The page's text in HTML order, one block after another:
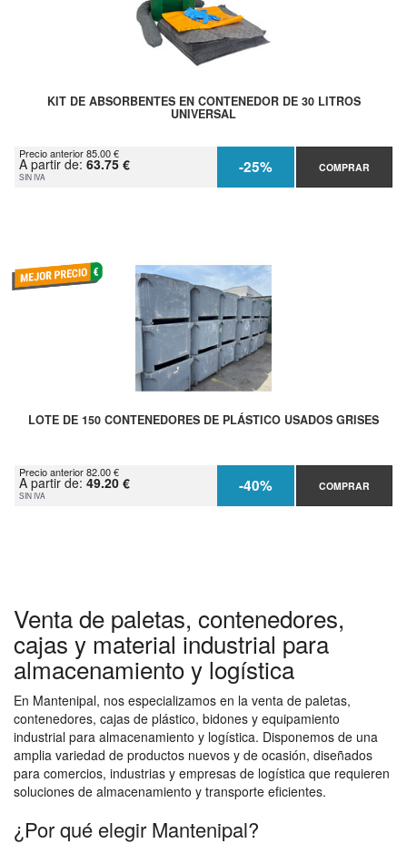
KIT DE ABSORBENTES EN CONTENEDOR DE 30 LITROS
UNIVERSAL
Precio anterior 85.00 €
A partir de: 63.75 €
SIN IVA -25% COMPRAR
LOTE DE 150 CONTENEDORES DE PLÁSTICO USADOS GRISES
Precio anterior 82.00 €
A partir de: 49.20 €
SIN IVA -40% COMPRAR
Venta de paletas, contenedores,
cajas y material industrial para
almacenamiento y logística
En Mantenipal, nos especializamos en la venta de paletas,
contenedores, cajas de plástico, bidones y equipamiento
industrial para almacenamiento y logística. Disponemos de una
amplia variedad de productos nuevos y de ocasión, diseñados
para comercios, industrias y empresas de logística que requieren
soluciones de almacenamiento y transporte eficientes.
¿Por qué elegir Mantenipal?